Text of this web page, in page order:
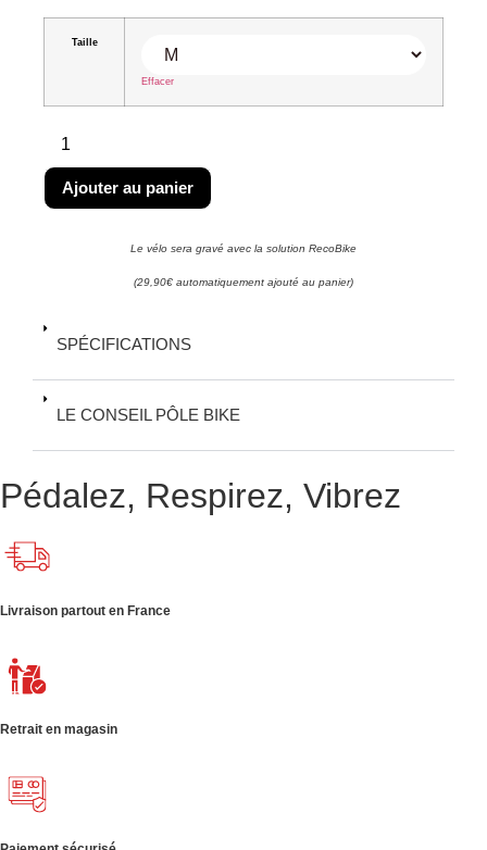
Taille
Effacer
Ajouter au panier
Le vélo sera gravé avec la solution RecoBike
(29,90€ automatiquement ajouté au panier)
SPÉCIFICATIONS
LE CONSEIL PÔLE BIKE
Pédalez, Respirez, Vibrez
Livraison partout en France
Retrait en magasin